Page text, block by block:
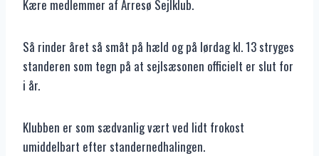
Kære medlemmer af Arresø Sejlklub.
Så rinder året så småt på hæld og på lørdag kl. 13 stryges
standeren som tegn på at sejlsæsonen officielt er slut for
i år.
Klubben er som sædvanlig vært ved lidt frokost
umiddelbart efter standernedhalingen.